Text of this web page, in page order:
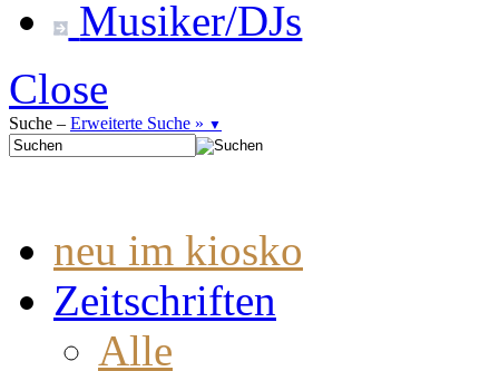
Musiker/DJs
Close
Suche – Erweiterte Suche » ▼
neu im kiosko
Zeitschriften
Alle